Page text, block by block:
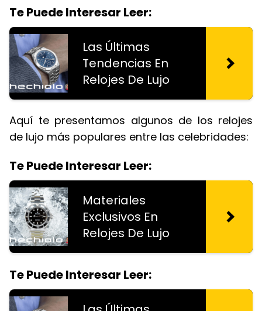
Te Puede Interesar Leer:
Las Últimas
Tendencias En
Relojes De Lujo
Aquí te presentamos algunos de los relojes
de lujo más populares entre las celebridades:
Te Puede Interesar Leer:
Materiales
Exclusivos En
Relojes De Lujo
Te Puede Interesar Leer: